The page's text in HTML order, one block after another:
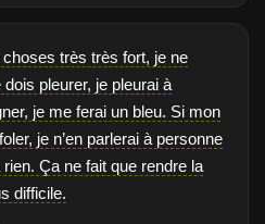
très très fort, je ne
pleurer, je pleurai à
je me ferai un bleu. Si mon
je n’en parlerai à personne
Ça ne fait que rendre la
difficile.